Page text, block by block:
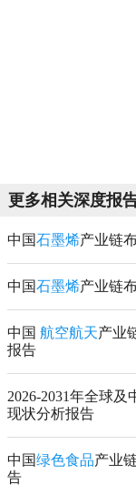
更多相关深度报
中国石墨烯产业链
中国石墨烯产业链
中国 航空航天产业
报告
2026-2031年全球及
现状分析报告
中国绿色食品产业
告